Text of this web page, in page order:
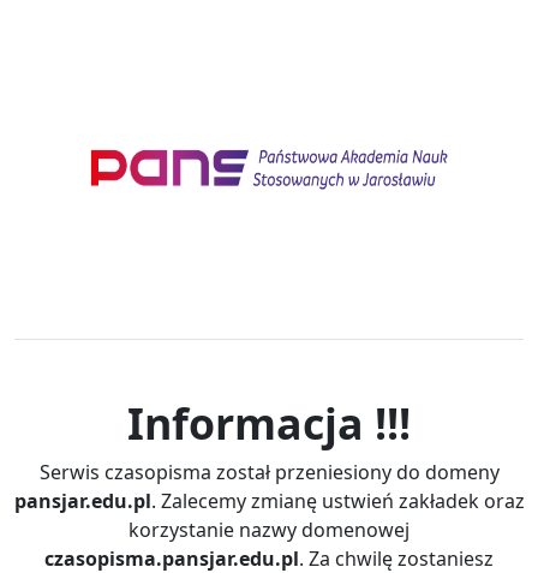
Informacja !!!
Serwis czasopisma został przeniesiony do domeny
pansjar.edu.pl. Zalecemy zmianę ustwień zakładek oraz
korzystanie nazwy domenowej
czasopisma.pansjar.edu.pl. Za chwilę zostaniesz